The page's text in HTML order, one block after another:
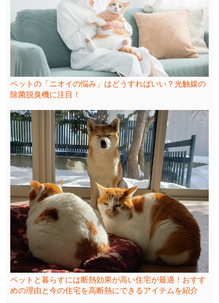
ペットの「ニオイの悩み」はどうすればいい？光触媒の
除菌脱臭機に注目！
ペットと暮らすには断熱効果が高い住宅が最適！おすす
めの理由と今の住宅を高断熱にできるアイテムを紹介